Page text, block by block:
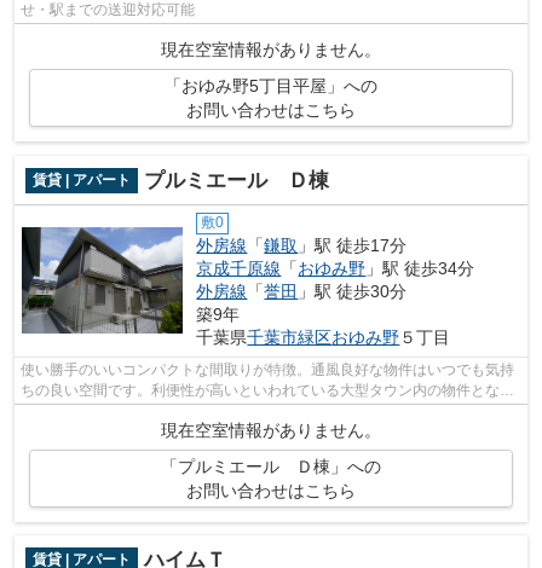
せ・駅までの送迎対応可能
現在空室情報がありません。
「おゆみ野5丁目平屋」への
お問い合わせはこちら
賃貸 | アパート プルミエール Ｄ棟
敷0
外房線 「鎌取 」駅 徒歩17分
京成千原線 「おゆみ野 」駅 徒歩34分
外房線 「誉田 」駅 徒歩30分
築9年
千葉県千葉市緑区おゆみ野５丁目
使い勝手のいいコンパクトな間取りが特徴。通風良好な物件はいつでも気持
ちの良い空間です。利便性が高いといわれている大型タウン内の物件となっ
ています。普段からパソコンを使う方...
現在空室情報がありません。
「プルミエール Ｄ棟」への
お問い合わせはこちら
賃貸 | アパート ハイムＴ